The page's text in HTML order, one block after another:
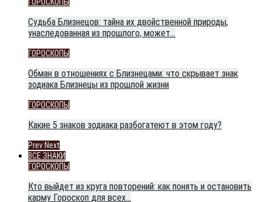
Судьба Близнецов: тайна их двойственной природы,
унаследованная из прошлого, может…
ГОРОСКОПЫ
Обман в отношениях с Близнецами: что скрывает знак
зодиака Близнецы из прошлой жизни
ГОРОСКОПЫ
Какие 5 знаков зодиака разбогатеют в этом году?
Prev Next
ВСЕ ЗНАКИ
ГОРОСКОПЫ
Кто выйдет из круга повторений: как понять и остановить
карму Гороскоп для всех…